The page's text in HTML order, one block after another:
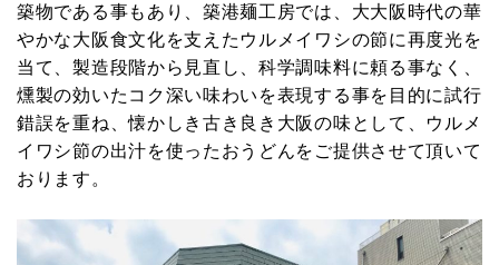
築物である事もあり、築港麺工房では、大大阪時代の華
やかな大阪食文化を支えたウルメイワシの節に再度光を
当て、製造段階から見直し、科学調味料に頼る事なく、
燻製の効いたコク深い味わいを表現する事を目的に試行
錯誤を重ね、懐かしき古き良き大阪の味として、ウルメ
イワシ節の出汁を使ったおうどんをご提供させて頂いて
おります。